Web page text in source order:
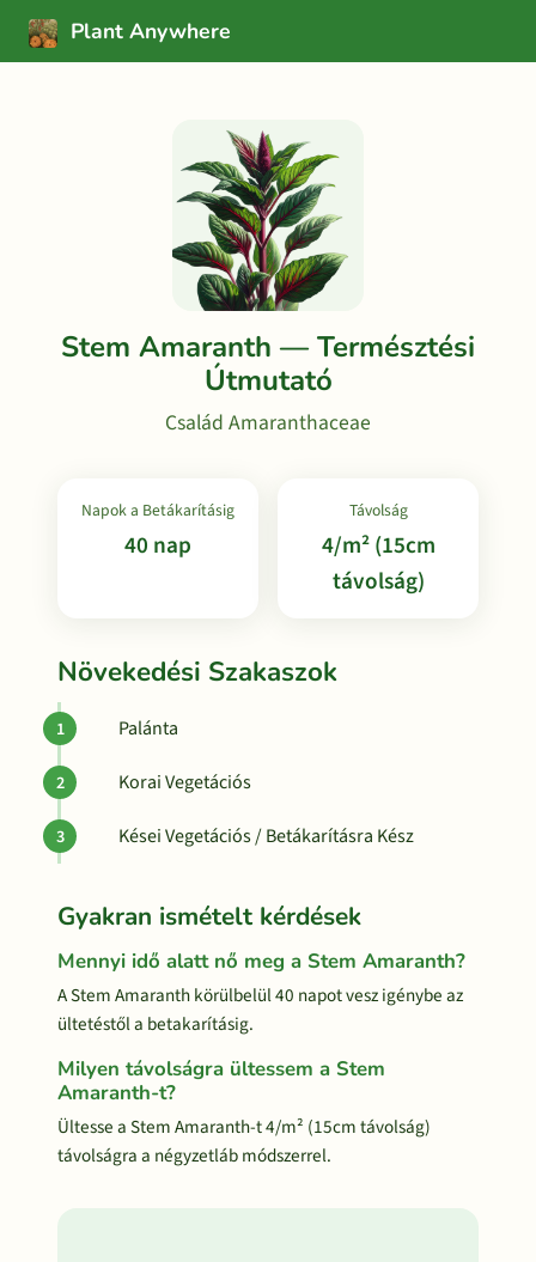
Plant Anywhere
Stem Amaranth — Természtési
Útmutató
Család Amaranthaceae
Napok a Betákarításig
40 nap
Távolság
4/m² (15cm
távolság)
Növekedési Szakaszok
Palánta
Korai Vegetációs
Kései Vegetációs / Betákarításra Kész
Gyakran ismételt kérdések
Mennyi idő alatt nő meg a Stem Amaranth?
A Stem Amaranth körülbelül 40 napot vesz igénybe az
ültetéstől a betakarításig.
Milyen távolságra ültessem a Stem
Amaranth-t?
Ültesse a Stem Amaranth-t 4/m² (15cm távolság)
távolságra a négyzetláb módszerrel.